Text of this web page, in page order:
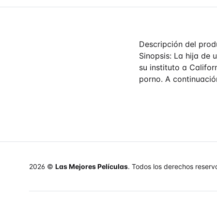
Descripción del
Sinopsis: La hija de
su instituto a
porno. A
2026 © Las Mejores Películas. Todos los derechos